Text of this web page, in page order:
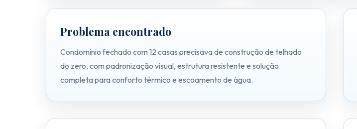
Termoacústico Sanduíche
Telhas Portuguesas
Telhas Romanas
Telhas Americanas
Problema encontrado
Condomínio fechado com 12 casas precisava de construção de telhado
do zero, com padronização visual, estrutura resistente e solução
completa para conforto térmico e escoamento de água.